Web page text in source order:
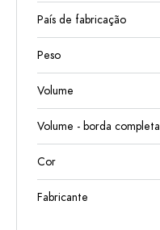
País de fabricação
Peso
Volume
Volume - borda completa
Cor
Fabricante